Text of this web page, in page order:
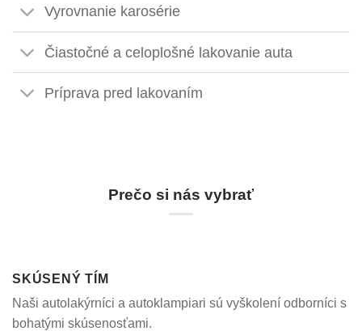
Vyrovnanie karosérie
Čiastočné a celoplošné lakovanie auta
Príprava pred lakovaním
Prečo si nás vybrať
SKÚSENÝ TÍM
Naši autolakýrníci a autoklampiari sú vyškolení odborníci s
bohatými skúsenosťami.